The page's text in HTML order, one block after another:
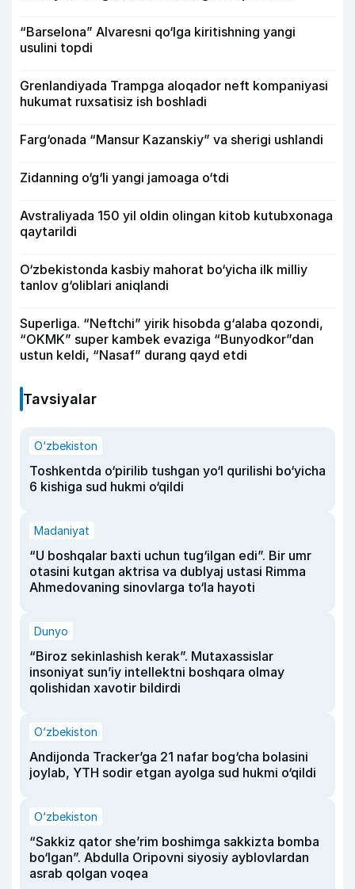
“Barselona” Alvaresni qo‘lga kiritishning yangi
usulini topdi
Grenlandiyada Trampga aloqador neft kompaniyasi
hukumat ruxsatisiz ish boshladi
Farg‘onada “Mansur Kazanskiy” va sherigi ushlandi
Zidanning o‘g‘li yangi jamoaga o‘tdi
Avstraliyada 150 yil oldin olingan kitob kutubxonaga
qaytarildi
O‘zbekistonda kasbiy mahorat bo‘yicha ilk milliy
tanlov g‘oliblari aniqlandi
Superliga. “Neftchi” yirik hisobda g‘alaba qozondi,
“OKMK” super kambek evaziga “Bunyodkor”dan
ustun keldi, “Nasaf” durang qayd etdi
Tavsiyalar
O‘zbekiston
Toshkentda o‘pirilib tushgan yo‘l qurilishi bo‘yicha
6 kishiga sud hukmi o‘qildi
Madaniyat
“U boshqalar baxti uchun tug‘ilgan edi”. Bir umr
otasini kutgan aktrisa va dublyaj ustasi Rimma
Ahmedovaning sinovlarga to‘la hayoti
Dunyo
“Biroz sekinlashish kerak”. Mutaxassislar
insoniyat sun’iy intellektni boshqara olmay
qolishidan xavotir bildirdi
O‘zbekiston
Andijonda Tracker’ga 21 nafar bog‘cha bolasini
joylab, YTH sodir etgan ayolga sud hukmi o‘qildi
O‘zbekiston
“Sakkiz qator she’rim boshimga sakkizta bomba
bo‘lgan”. Abdulla Oripovni siyosiy ayblovlardan
asrab qolgan voqea